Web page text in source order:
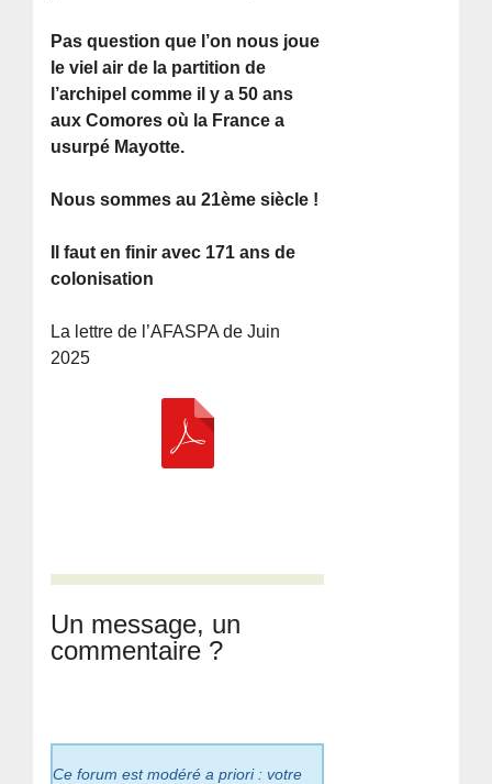
Pas question que l’on nous joue
le viel air de la partition de
l’archipel comme il y a 50 ans
aux Comores où la France a
usurpé Mayotte.
Nous sommes au 21ème siècle !
Il faut en finir avec 171 ans de
colonisation
La lettre de l’AFASPA de Juin
2025
Un message, un
commentaire ?
Ce forum est modéré a priori : votre